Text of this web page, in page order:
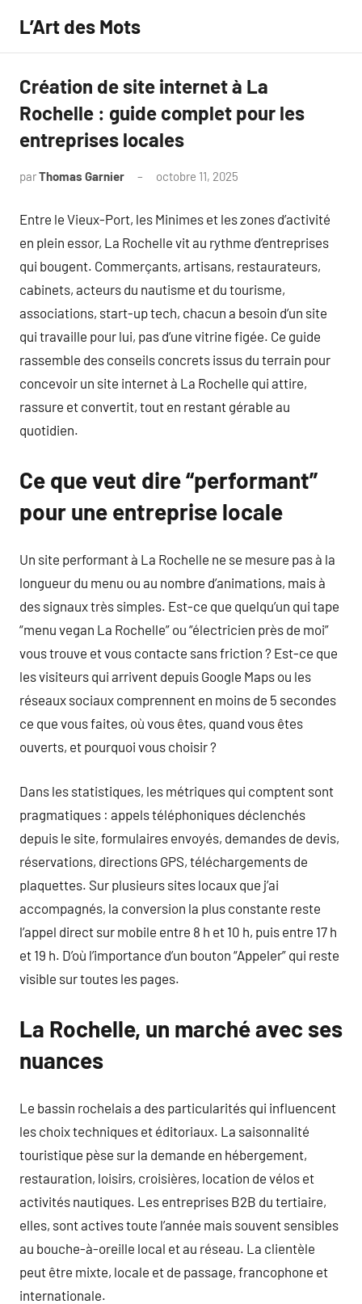
contenu
L’Art des Mots
Création de site internet à La
Rochelle : guide complet pour les
entreprises locales
parThomas Garnier octobre 11, 2025
Entre le Vieux-Port, les Minimes et les zones d’activité
en plein essor, La Rochelle vit au rythme d’entreprises
qui bougent. Commerçants, artisans, restaurateurs,
cabinets, acteurs du nautisme et du tourisme,
associations, start-up tech, chacun a besoin d’un site
qui travaille pour lui, pas d’une vitrine figée. Ce guide
rassemble des conseils concrets issus du terrain pour
concevoir un site internet à La Rochelle qui attire,
rassure et convertit, tout en restant gérable au
quotidien.
Ce que veut dire “performant”
pour une entreprise locale
Un site performant à La Rochelle ne se mesure pas à la
longueur du menu ou au nombre d’animations, mais à
des signaux très simples. Est-ce que quelqu’un qui tape
“menu vegan La Rochelle” ou “électricien près de moi”
vous trouve et vous contacte sans friction ? Est-ce que
les visiteurs qui arrivent depuis Google Maps ou les
réseaux sociaux comprennent en moins de 5 secondes
ce que vous faites, où vous êtes, quand vous êtes
ouverts, et pourquoi vous choisir ?
Dans les statistiques, les métriques qui comptent sont
pragmatiques : appels téléphoniques déclenchés
depuis le site, formulaires envoyés, demandes de devis,
réservations, directions GPS, téléchargements de
plaquettes. Sur plusieurs sites locaux que j’ai
accompagnés, la conversion la plus constante reste
l’appel direct sur mobile entre 8 h et 10 h, puis entre 17 h
et 19 h. D’où l’importance d’un bouton “Appeler” qui reste
visible sur toutes les pages.
La Rochelle, un marché avec ses
nuances
Le bassin rochelais a des particularités qui influencent
les choix techniques et éditoriaux. La saisonnalité
touristique pèse sur la demande en hébergement,
restauration, loisirs, croisières, location de vélos et
activités nautiques. Les entreprises B2B du tertiaire,
elles, sont actives toute l’année mais souvent sensibles
au bouche-à-oreille local et au réseau. La clientèle
peut être mixte, locale et de passage, francophone et
internationale.